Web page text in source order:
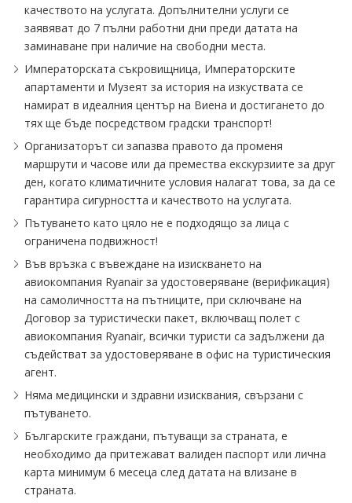
качеството на услугата. Допълнителни услуги се
заявяват до 7 пълни работни дни преди датата на
заминаване при наличие на свободни места.
Императорската съкровищница, Императорските
апартаменти и Музеят за история на изкуствата се
намират в идеалния център на Виена и достигането до
тях ще бъде посредством градски транспорт!
Организаторът си запазва правото да променя
маршрути и часове или да премества екскурзиите за друг
ден, когато климатичните условия налагат това, за да се
гарантира сигурността и качеството на услугата.
Пътуването като цяло не е подходящо за лица с
ограничена подвижност!
Във връзка с въвеждане на изискването на
авиокомпания Ryanair за удостоверяване (верификация)
на самоличността на пътниците, при сключване на
Договор за туристически пакет, включващ полет с
авиокомпания Ryanair, всички туристи са задължени да
съдействат за удостоверяване в офис на туристическия
агент.
Няма медицински и здравни изисквания, свързани с
пътуването.
Българските граждани, пътуващи за страната, е
необходимо да притежават валиден паспорт или лична
карта минимум 6 месеца след датата на влизане в
страната.